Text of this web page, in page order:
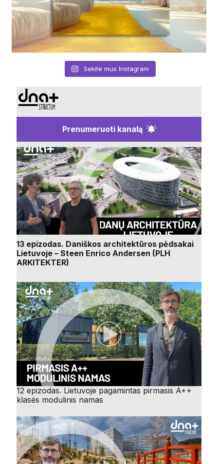
Sekite mus Instagram
Prenumeruoti kanalą
13 epizodas. Daniškos architektūros pėdsakai
Lietuvoje – Steen Enrico Andersen (PLH
ARKITEKTER)
12 epizodas. Lietuvoje pagamintas pirmasis A++
klasės modulinis namas